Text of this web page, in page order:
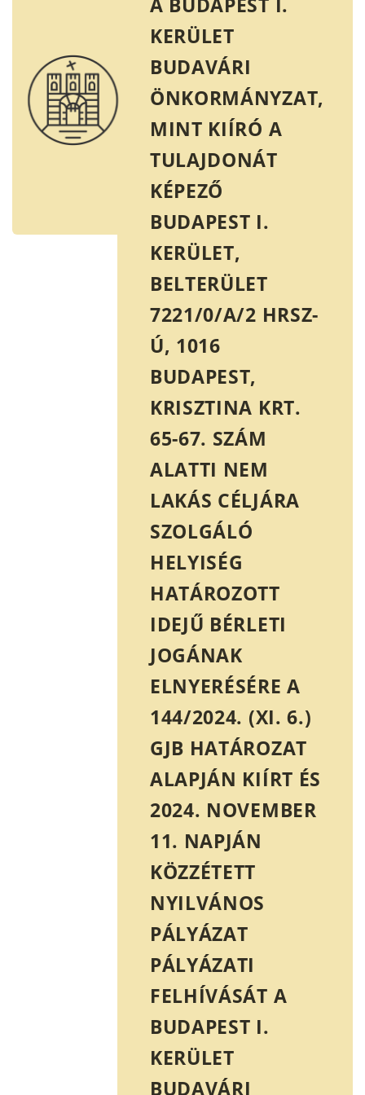
KERÜLET
BUDAVÁRI
ÖNKORMÁNYZAT,
MINT KIÍRÓ A
TULAJDONÁT
KÉPEZŐ
BUDAPEST I.
KERÜLET,
BELTERÜLET
7221/0/A/2 HRSZ-
Ú, 1016
BUDAPEST,
KRISZTINA KRT.
65-67. SZÁM
ALATTI NEM
LAKÁS CÉLJÁRA
SZOLGÁLÓ
HELYISÉG
HATÁROZOTT
IDEJŰ BÉRLETI
JOGÁNAK
ELNYERÉSÉRE A
144/2024. (XI. 6.)
GJB HATÁROZAT
ALAPJÁN KIÍRT ÉS
2024. NOVEMBER
11. NAPJÁN
KÖZZÉTETT
NYILVÁNOS
PÁLYÁZAT
PÁLYÁZATI
FELHÍVÁSÁT A
BUDAPEST I.
KERÜLET
BUDAVÁRI